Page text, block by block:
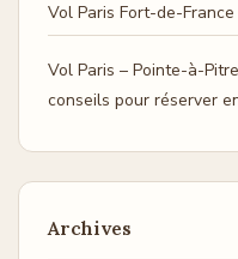
Vol Paris Fort-de-
Vol Paris – Pointe-à-
conseils pour réserver
Archives